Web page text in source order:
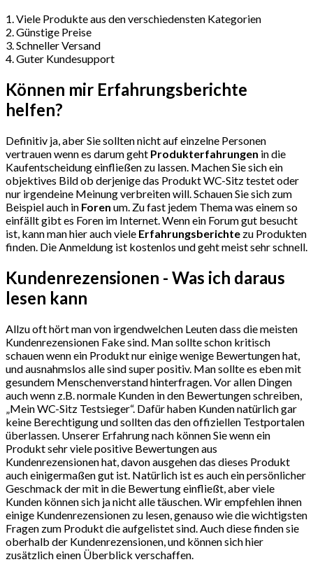
1. Viele Produkte aus den verschiedensten Kategorien
2. Günstige Preise
3. Schneller Versand
4. Guter Kundesupport
Können mir Erfahrungsberichte
helfen?
Definitiv ja, aber Sie sollten nicht auf einzelne Personen
vertrauen wenn es darum geht Produkterfahrungen in die
Kaufentscheidung einfließen zu lassen. Machen Sie sich ein
objektives Bild ob derjenige das Produkt WC-Sitz testet oder
nur irgendeine Meinung verbreiten will. Schauen Sie sich zum
Beispiel auch in Foren um. Zu fast jedem Thema was einem so
einfällt gibt es Foren im Internet. Wenn ein Forum gut besucht
ist, kann man hier auch viele Erfahrungsberichte zu Produkten
finden. Die Anmeldung ist kostenlos und geht meist sehr schnell.
Kundenrezensionen - Was ich daraus
lesen kann
Allzu oft hört man von irgendwelchen Leuten dass die meisten
Kundenrezensionen Fake sind. Man sollte schon kritisch
schauen wenn ein Produkt nur einige wenige Bewertungen hat,
und ausnahmslos alle sind super positiv. Man sollte es eben mit
gesundem Menschenverstand hinterfragen. Vor allen Dingen
auch wenn z.B. normale Kunden in den Bewertungen schreiben,
„Mein WC-Sitz Testsieger“. Dafür haben Kunden natürlich gar
keine Berechtigung und sollten das den offiziellen Testportalen
überlassen. Unserer Erfahrung nach können Sie wenn ein
Produkt sehr viele positive Bewertungen aus
Kundenrezensionen hat, davon ausgehen das dieses Produkt
auch einigermaßen gut ist. Natürlich ist es auch ein persönlicher
Geschmack der mit in die Bewertung einfließt, aber viele
Kunden können sich ja nicht alle täuschen. Wir empfehlen ihnen
einige Kundenrezensionen zu lesen, genauso wie die wichtigsten
Fragen zum Produkt die aufgelistet sind. Auch diese finden sie
oberhalb der Kundenrezensionen, und können sich hier
zusätzlich einen Überblick verschaffen.